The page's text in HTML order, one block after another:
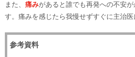
また、 痛みがあると誰でも再発への不安
す。痛みを感じたら我慢せずすぐに主治医
参考資料